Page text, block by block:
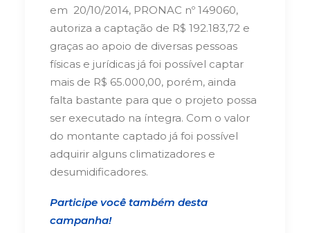
em 20/10/2014, PRONAC nº 149060,
autoriza a captação de R$ 192.183,72 e
graças ao apoio de diversas pessoas
físicas e jurídicas já foi possível captar
mais de R$ 65.000,00, porém, ainda
falta bastante para que o projeto possa
ser executado na íntegra. Com o valor
do montante captado já foi possível
adquirir alguns climatizadores e
desumidificadores.
Participe você também desta
campanha!